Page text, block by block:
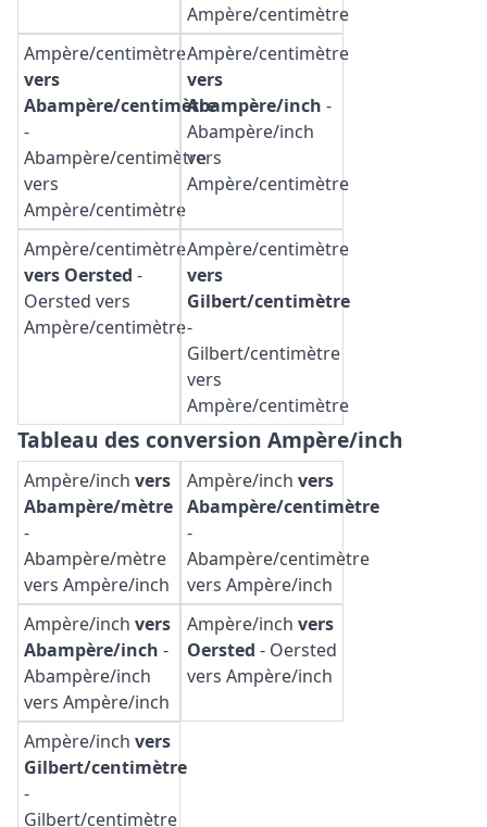
Ampère/centimètre
Ampère/centimètre
vers
Abampère/centimètre
-
Abampère/centimètre
vers
Ampère/centimètre
Ampère/centimètre
vers
Abampère/inch -
Abampère/inch
vers
Ampère/centimètre
Ampère/centimètre
vers Oersted -
Oersted vers
Ampère/centimètre
Ampère/centimètre
vers
Gilbert/centimètre
-
Gilbert/centimètre
vers
Ampère/centimètre
Tableau des conversion Ampère/inch
Ampère/inch vers
Abampère/mètre
-
Abampère/mètre
vers Ampère/inch
Ampère/inch vers
Abampère/centimètre
-
Abampère/centimètre
vers Ampère/inch
Ampère/inch vers
Abampère/inch -
Abampère/inch
vers Ampère/inch
Ampère/inch vers
Oersted - Oersted
vers Ampère/inch
Ampère/inch vers
Gilbert/centimètre
-
Gilbert/centimètre